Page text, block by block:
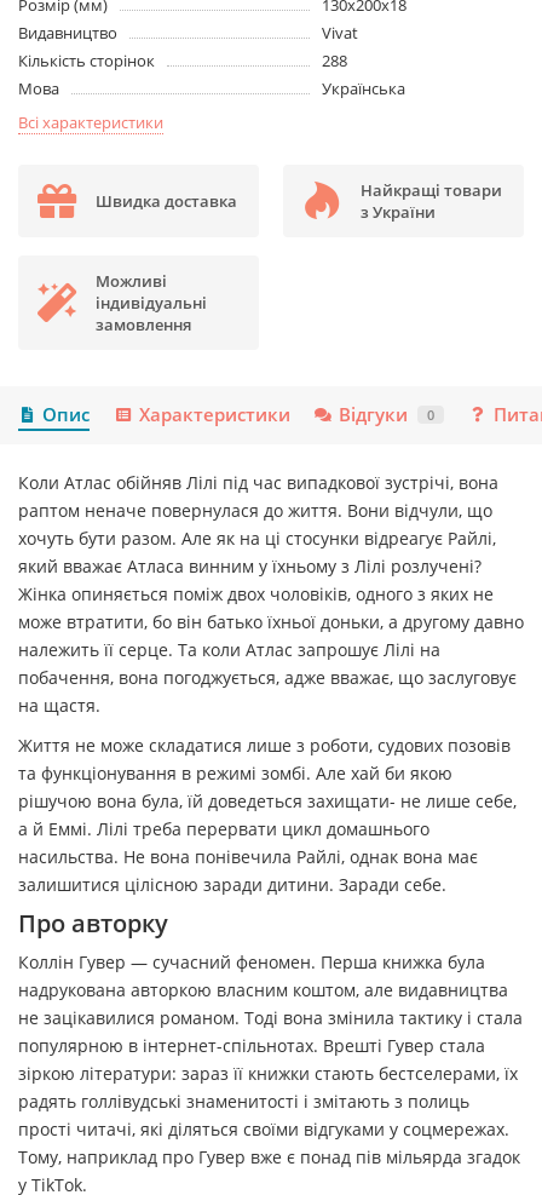
Розмір (мм)
130х200х18
Видавництво
Vivat
Кількість сторінок
288
Мова
Українська
Всі характеристики
Швидка доставка
Найкращі товари
з України
Можливі
індивідуальні
замовлення
Опис Характеристики Відгуки 0
Коли Атлас обійняв Лілі під час випадкової зустрічі, вона
раптом неначе повернулася до життя. Вони відчули, що
хочуть бути разом. Але як на ці стосунки відреагує Райлі,
який вважає Атласа винним у їхньому з Лілі розлучені?
Жінка опиняється поміж двох чоловіків, одного з яких не
може втратити, бо він батько їхньої доньки, а другому давно
належить її серце. Та коли Атлас запрошує Лілі на
побачення, вона погоджується, адже вважає, що заслуговує
на щастя.
Життя не може складатися лише з роботи, судових позовів
та функціонування в режимі зомбі. Але хай би якою
рішучою вона була, їй доведеться захищати- не лише себе,
а й Еммі. Лілі треба перервати цикл домашнього
насильства. Не вона понівечила Райлі, однак вона має
залишитися цілісною заради дитини. Заради себе.
Про авторку
Коллін Гувер — сучасний феномен. Перша книжка була
надрукована авторкою власним коштом, але видавництва
не зацікавилися романом. Тоді вона змінила тактику і стала
популярною в інтернет-спільнотах. Врешті Гувер стала
зіркою літератури: зараз її книжки стають бестселерами, їх
радять голлівудські знаменитості і змітають з полиць
прості читачі, які діляться своїми відгуками у соцмережах.
Тому, наприклад про Гувер вже є понад пів мільярда згадок
у TikTok.